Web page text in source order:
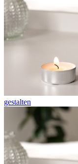
gestalten